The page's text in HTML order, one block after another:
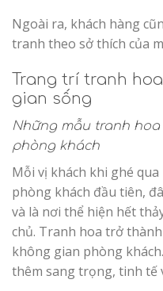
Ngoài ra, khách hàng
tranh theo sở thích của
Trang trí tranh
gian sống
Những mẫu tranh
phòng khách
Mỗi vị khách khi ghé
phòng khách đầu tiên,
và là nơi thể hiện hết
chủ. Tranh hoa trở
không gian phòng
thêm sang trọng, tinh tế